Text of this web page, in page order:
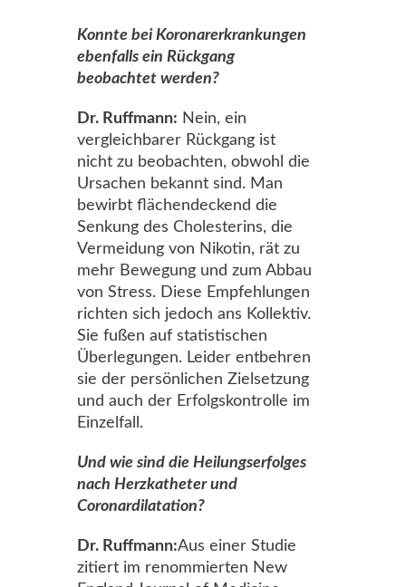
Konnte bei Koronarerkrankungen
ebenfalls ein Rückgang
beobachtet werden?
Dr. Ruffmann: Nein, ein
vergleichbarer Rückgang ist
nicht zu beobachten, obwohl die
Ursachen bekannt sind. Man
bewirbt flächendeckend die
Senkung des Cholesterins, die
Vermeidung von Nikotin, rät zu
mehr Bewegung und zum Abbau
von Stress. Diese Empfehlungen
richten sich jedoch ans Kollektiv.
Sie fußen auf statistischen
Überlegungen. Leider entbehren
sie der persönlichen Zielsetzung
und auch der Erfolgskontrolle im
Einzelfall.
Und wie sind die Heilungserfolges
nach Herzkatheter und
Coronardilatation?
Dr. Ruffmann:Aus einer Studie
zitiert im renommierten New